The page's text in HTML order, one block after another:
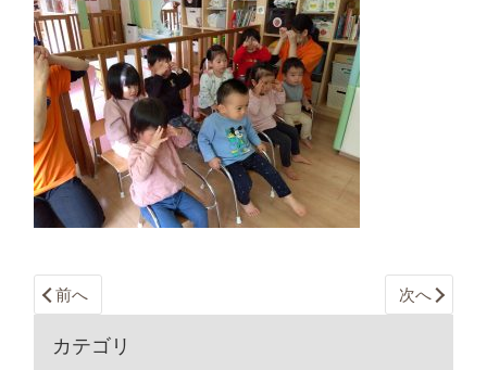
前へ 次へ
カテゴリ